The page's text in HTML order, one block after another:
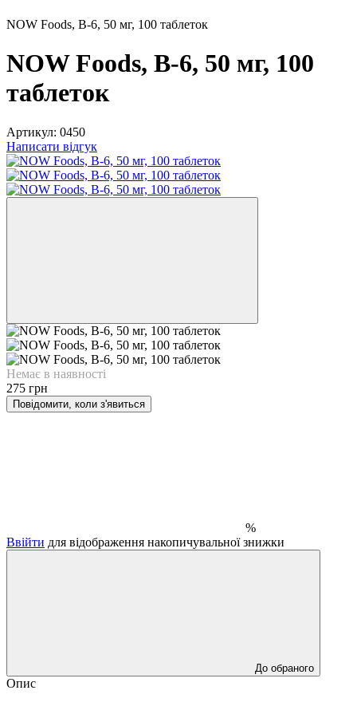
NOW Foods, B-6, 50 мг, 100 таблеток
NOW Foods, B-6, 50 мг, 100
таблеток
Артикул: 0450
Написати відгук
Немає в наявності
275 грн
Повідомити, коли з'явиться
%
Ввійти для відображення накопичувальної знижки
До обраного
Опис